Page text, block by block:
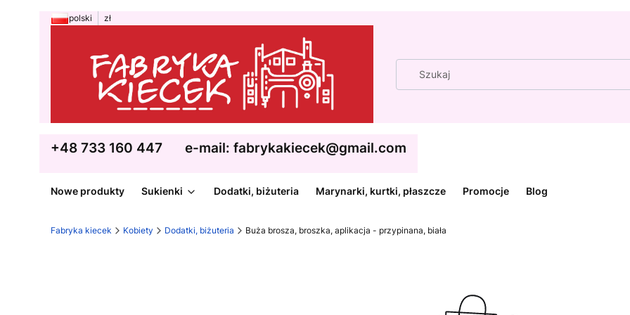
polski zł
+48 733 160 447 e-mail: fabrykakiecek@gmail.com
Nowe produkty Sukienki Dodatki, biżuteria Marynarki, kurtki, płaszcze Promocje Blog
Fabryka kiecek Kobiety Dodatki, biżuteria Buża brosza, broszka, aplikacja - przypinana, biała